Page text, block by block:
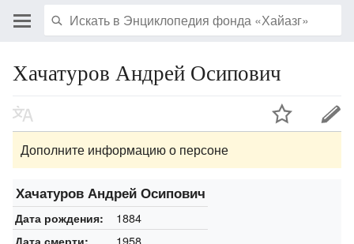
Хачатуров Андрей Осипович
Дополните информацию о персоне
Хачатуров Андрей Осипович
Дата рождения: 1884
Дата смерти: 1958